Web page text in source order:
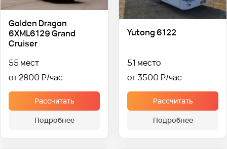
Golden Dragon
6XML6129 Grand
Cruiser
55 мест
от 2800 ₽
Рассчитать
Подробнее
Yutong 6122
51 место
от 3500 ₽
Рассчитать
Подробнее